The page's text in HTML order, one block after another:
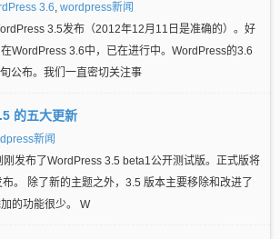
3.6, wordpress新闻
3.5发布（2012年12月11日是准确的）。好
WordPress 3.6中，已在进行中。WordPress的3.6
公布。我们一直密切关注事
的五大更新
新闻
发布了WordPress 3.5 beta1公开测试版。正式版将
。 除了新的主题之外，3.5 版本主要移除和改进了
的功能很少。 W